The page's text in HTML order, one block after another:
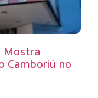
Mostra
Camboriú no